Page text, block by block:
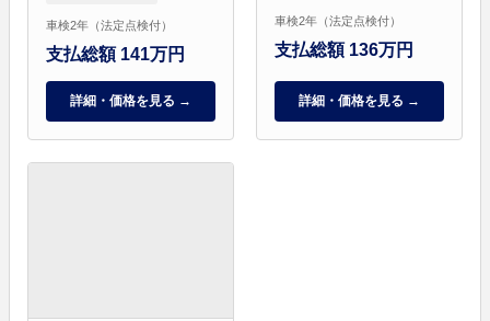
車検2年（法定点検付）
支払総額 141万円
詳細・価格を見る →
車検2年（法定点検付）
支払総額 136万円
詳細・価格を見る →